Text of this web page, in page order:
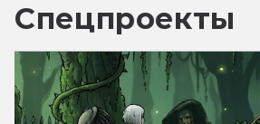
Спецпроекты